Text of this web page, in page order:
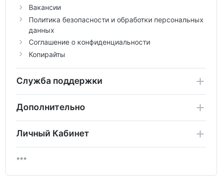
Вакансии
Политика безопасности и обработки персональных
данных
Соглашение о конфиденциальности
Копирайты
Служба поддержки
Дополнительно
Личный Кабинет
***